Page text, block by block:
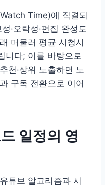
Time)에 직결되
·오락성·편집 완성도
머물러 평균 시청시
니다; 이를 바탕으로
천·상위 노출하면 노
구독 전환으로 이어
일정의 영
튜브 알고리즘과 시